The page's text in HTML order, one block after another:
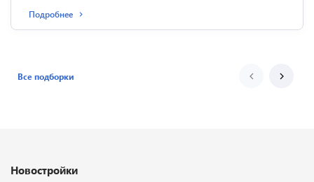
Подробнее
Все подборки
Новостройки